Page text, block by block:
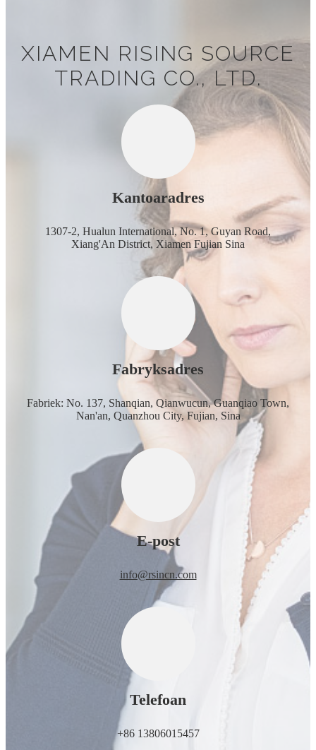
XIAMEN RISING SOURCE
TRADING CO., LTD.
Kantoaradres
1307-2, Hualun International, No. 1, Guyan Road,
Xiang'An District, Xiamen Fujian Sina
Fabryksadres
Fabriek: No. 137, Shanqian, Qianwucun, Guanqiao Town,
Nan'an, Quanzhou City, Fujian, Sina
E-post
info@rsincn.com
Telefoan
+86 13806015457